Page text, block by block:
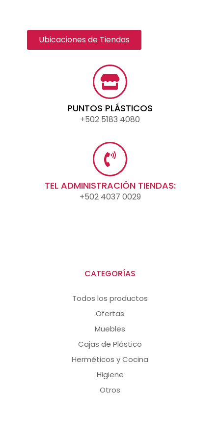
Ubicaciones de Tiendas
PUNTOS PLÁSTICOS
+502 5183 4080
TEL ADMINISTRACIÓN TIENDAS:
+502 4037 0029
CATEGORÍAS
Todos los productos
Ofertas
Muebles
Cajas de Plástico
Herméticos y Cocina
Higiene
Otros